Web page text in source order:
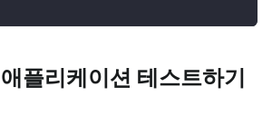
플리케이션 테스트하기